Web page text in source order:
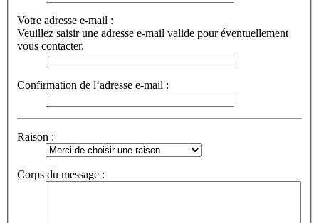
Votre adresse e-mail :
Veuillez saisir une adresse e-mail valide pour éventuellement
vous contacter.
Confirmation de l‘adresse e-mail :
Raison :
Corps du message :